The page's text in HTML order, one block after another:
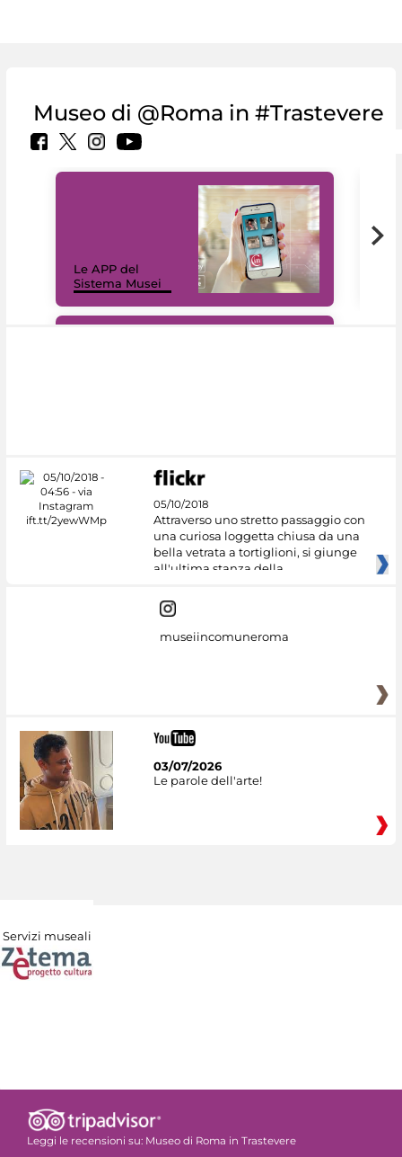
Museo di @Roma in #Trastevere
Le APP del
Sistema Musei
05/10/2018
Attraverso uno stretto passaggio con
una curiosa loggetta chiusa da una
bella vetrata a tortiglioni, si giunge
all'ultima stanza della
museiincomuneroma
03/07/2026
Le parole dell'arte!
Servizi museali
Leggi le recensioni su: Museo di Roma in Trastevere